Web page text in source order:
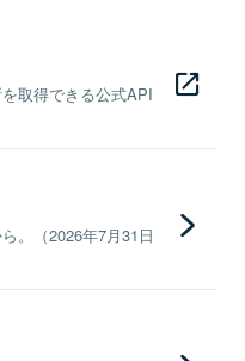
取得できる公式API
。（2026年7月31日